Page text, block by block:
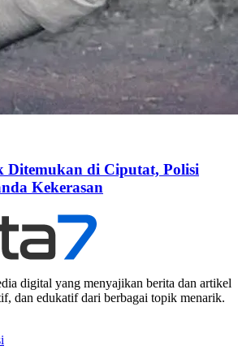
Ditemukan di Ciputat, Polisi
Kekerasan
digital yang menyajikan berita dan artikel
dan edukatif dari berbagai topik menarik.